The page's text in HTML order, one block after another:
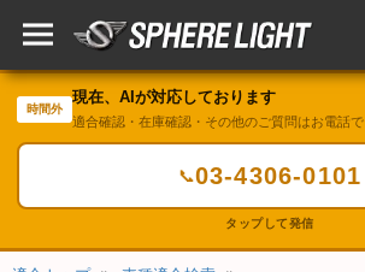
時間外
現在、AIが対応しております
適合確認・在庫確認・その他のご質問はお電話で
📞03-4306-0101
タップして発信